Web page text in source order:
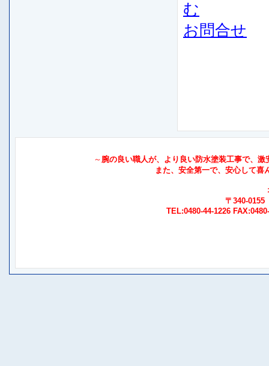
む
お問合せ
～腕の良い職人が、より良い防水塗装工事で、
また、安全第一で、安心して喜
〒340-0155
TEL:0480-44-1226